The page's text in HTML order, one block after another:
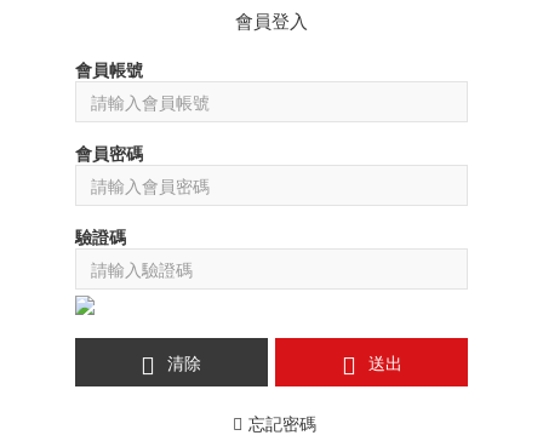
會員登入
會員帳號
會員密碼
驗證碼
清除 送出
忘記密碼